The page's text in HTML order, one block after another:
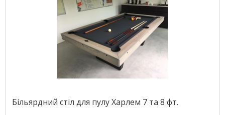
Більярдний стіл для пулу Харлем 7 та 8 фт.